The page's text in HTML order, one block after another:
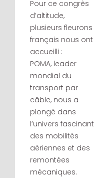
Pour ce congrès
d’altitude,
plusieurs fleurons
français nous ont
accueilli :
POMA, leader
mondial du
transport par
câble, nous a
plongé dans
l’univers fascinant
des mobilités
aériennes et des
remontées
mécaniques.